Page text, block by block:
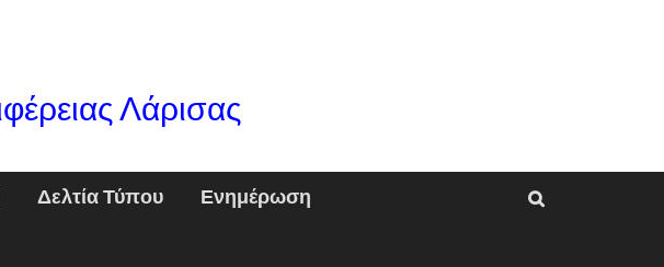
Λάρισας
Δελτία Τύπου Ενημέρωση